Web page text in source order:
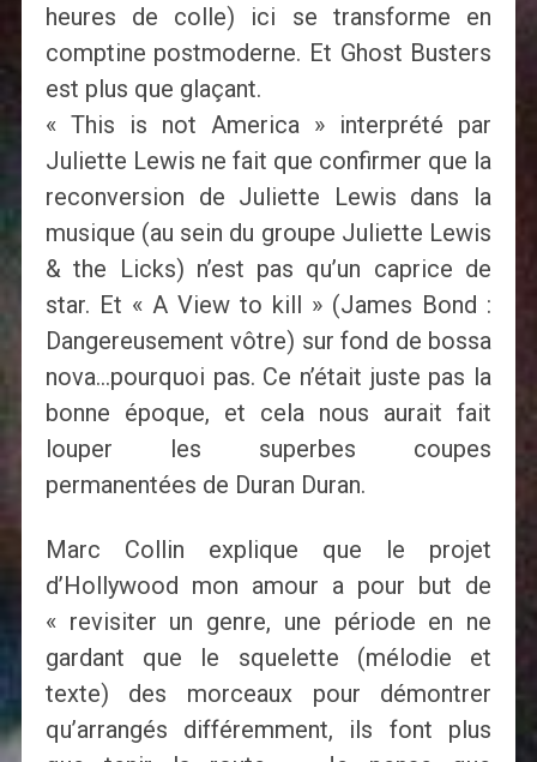
heures de colle) ici se transforme en
comptine postmoderne. Et Ghost Busters
est plus que glaçant.
« This is not America » interprété par
Juliette Lewis ne fait que confirmer que la
reconversion de Juliette Lewis dans la
musique (au sein du groupe Juliette Lewis
& the Licks) n’est pas qu’un caprice de
star. Et « A View to kill » (James Bond :
Dangereusement vôtre) sur fond de bossa
nova…pourquoi pas. Ce n’était juste pas la
bonne époque, et cela nous aurait fait
louper les superbes coupes
permanentées de Duran Duran.
Marc Collin explique que le projet
d’Hollywood mon amour a pour but de
« revisiter un genre, une période en ne
gardant que le squelette (mélodie et
texte) des morceaux pour démontrer
qu’arrangés différemment, ils font plus